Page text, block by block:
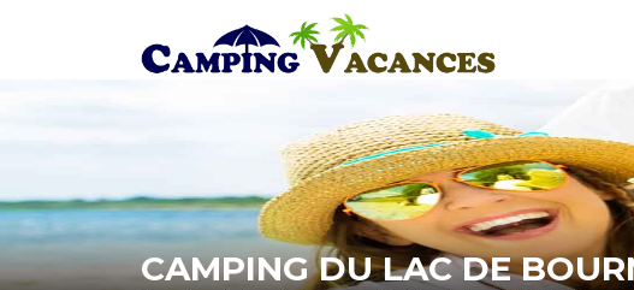
CAMPING DU LAC DE